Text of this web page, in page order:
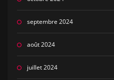
septembre 2024
août 2024
juillet 2024